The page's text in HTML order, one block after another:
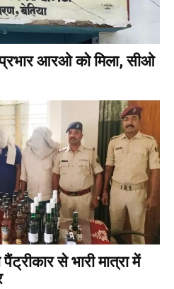
आरओ को मिला, सीओ
से भारी मात्रा में